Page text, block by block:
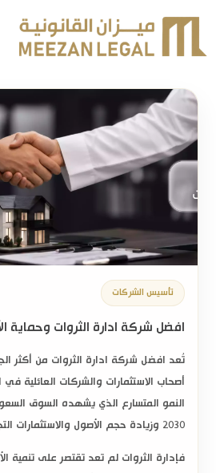
تأسيس الشركات
افضل شركة ادارة الثروات
تُعد افضل شركة ادارة الثروات من أكثر
أصحاب الاستثمارات والشركات العائلية
النمو المتسارع الذي يشهده السوق
2030 وزيادة حجم الأصول والاستثمارات التجارية والعقارية.
فإدارة الثروات لم تعد تقتصر على تنمية